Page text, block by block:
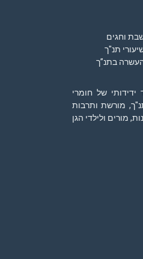
וחגים
תנ"ך
בתנ”ך
של חומרי
מורשת ותרבות
מורים ולילדי הגן